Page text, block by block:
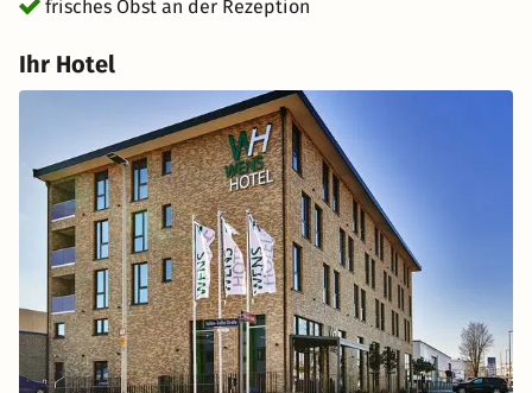
frisches Obst an der Rezeption
Ihr Hotel